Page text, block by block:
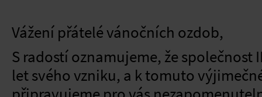
Vážení přátelé vánočních ozdob,
S radostí oznamujeme, že společnost
let svého vzniku, a k tomuto